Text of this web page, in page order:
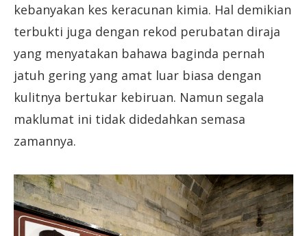
kebanyakan kes keracunan kimia. Hal demikian
terbukti juga dengan rekod perubatan diraja
yang menyatakan bahawa baginda pernah
jatuh gering yang amat luar biasa dengan
kulitnya bertukar kebiruan. Namun segala
maklumat ini tidak didedahkan semasa
zamannya.